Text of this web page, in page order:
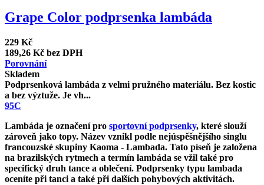
Grape Color podprsenka lambáda
229 Kč
189,26 Kč bez DPH
Porovnání
Skladem
Podprsenková lambáda z velmi pružného materiálu. Bez kostic
a bez výztuže. Je vh...
95C
Lambáda je označení pro sportovní podprsenky, které slouží
zároveň jako topy. Název vznikl podle nejúspěšnějšího singlu
francouzské skupiny Kaoma - Lambada. Tato píseň je založena
na brazilských rytmech a termín lambáda se vžil také pro
specifický druh tance a oblečení. Podprsenky typu lambada
oceníte při tanci a také při dalších pohybových aktivitách.